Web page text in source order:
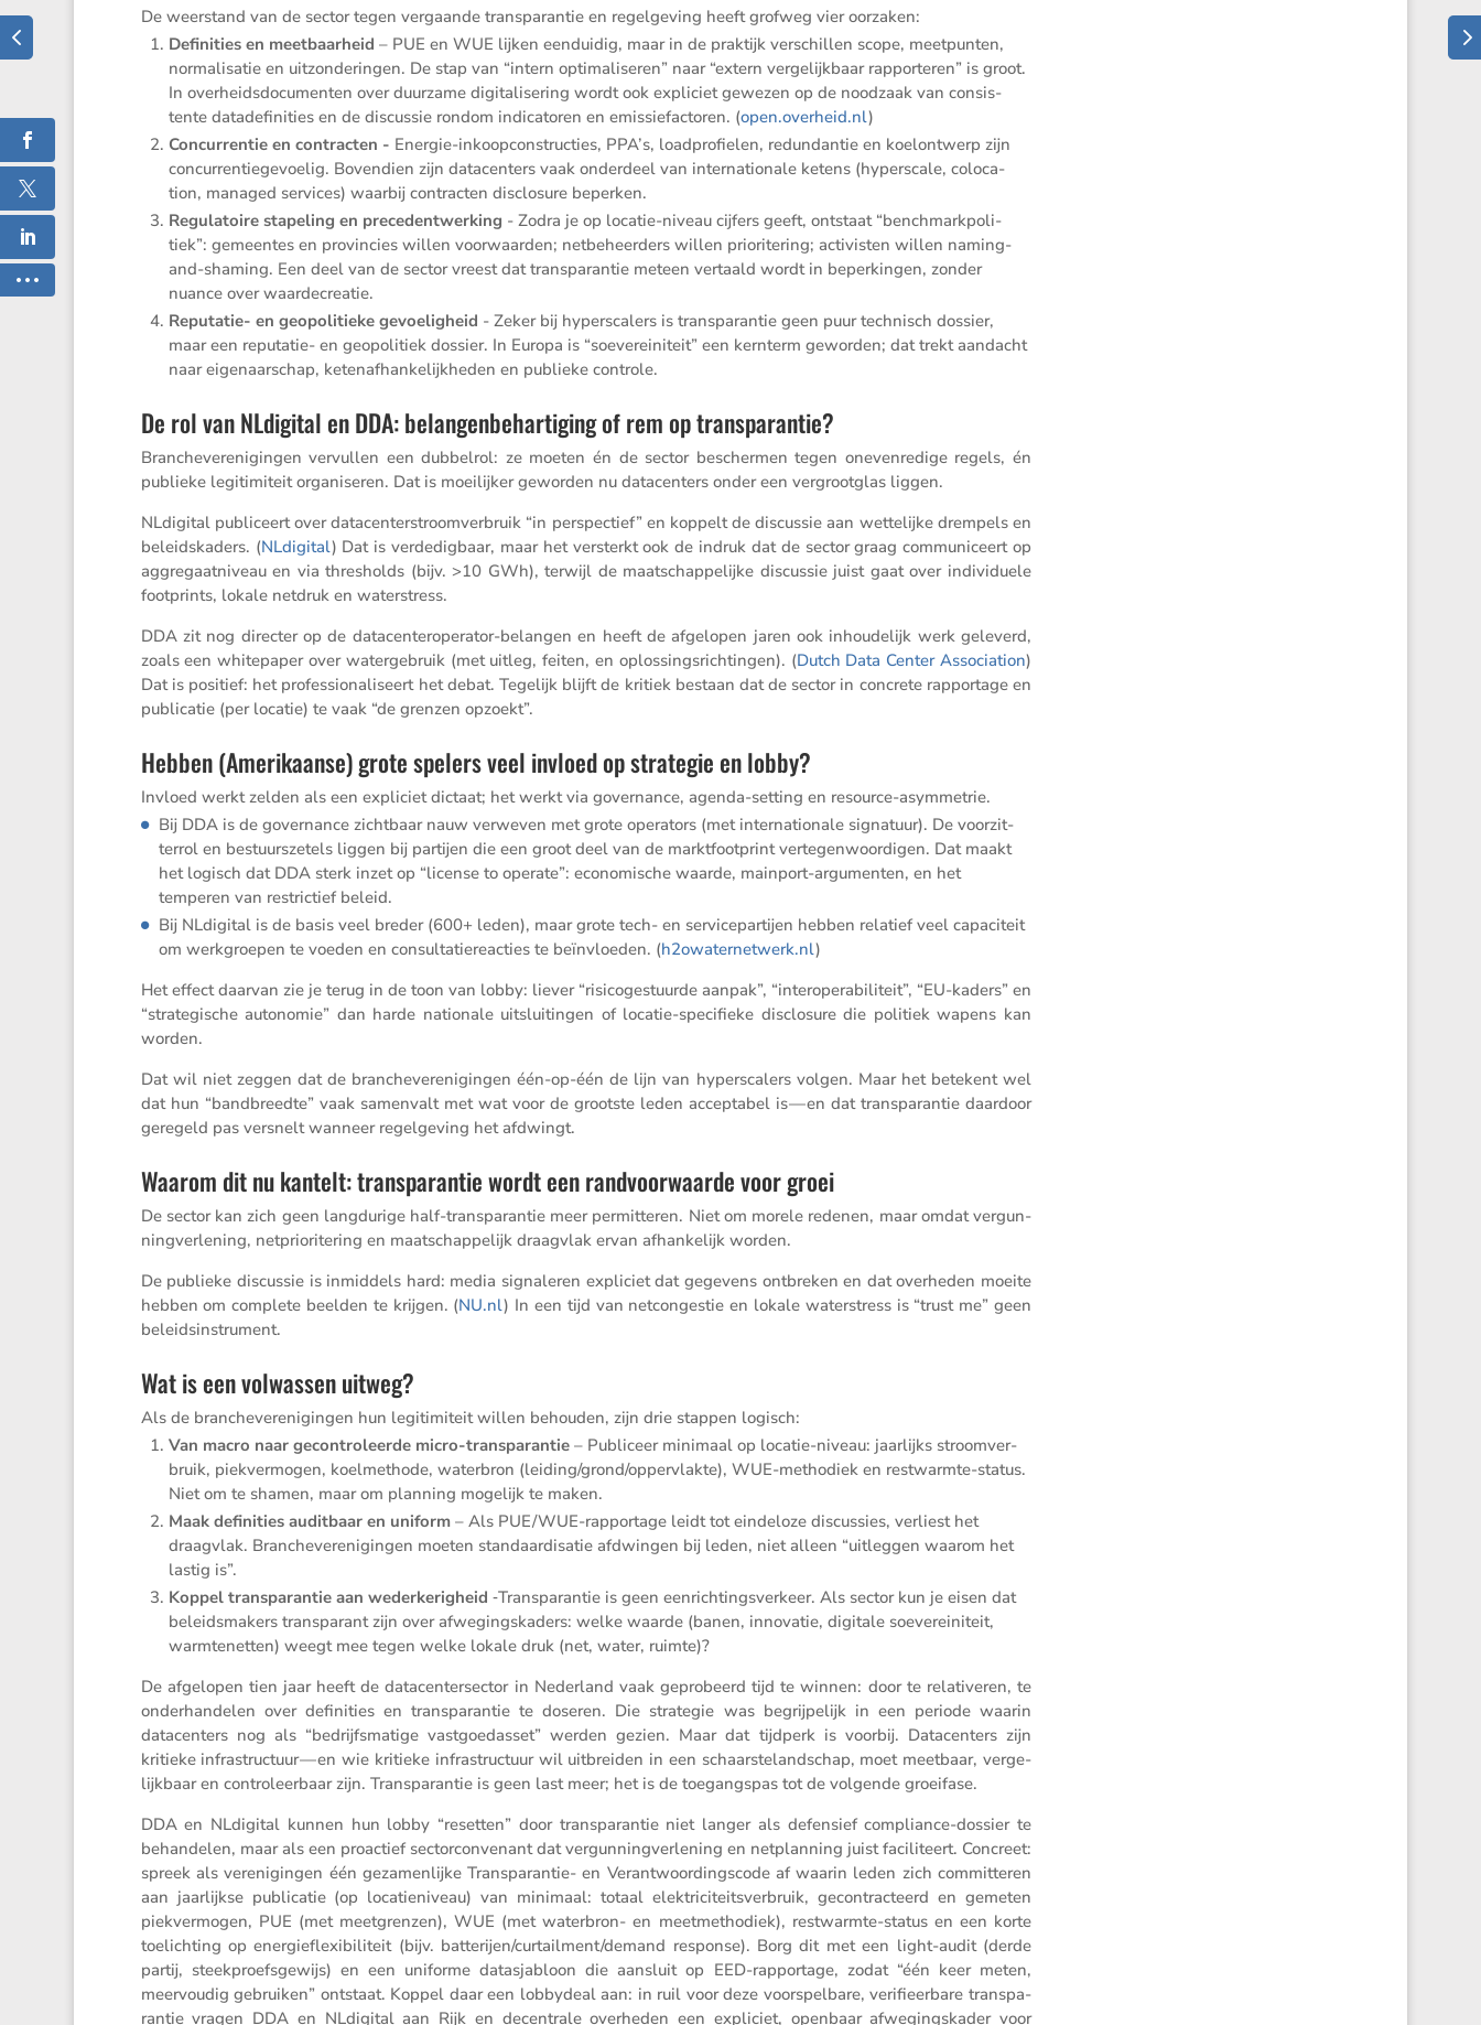
De weerstand van de sector tegen vergaande trans­pa­rantie en regel­ge­ving heeft grofweg vier oorzaken:
Defini­ties en meetbaar­heid – PUE en WUE lijken eenduidig, maar in de praktijk verschillen scope, meetpunten,
norma­li­satie en uitzon­de­ringen. De stap van “intern optima­li­seren” naar “extern verge­lijk­baar rappor­teren” is groot.
In overheids­do­cu­menten over duurzame digita­li­se­ring wordt ook expli­ciet gewezen op de noodzaak van consis­
tente datade­fi­ni­ties en de discussie rondom indica­toren en emissie­fac­toren. (open​.overheid​.nl)
Concur­rentie en contracten - Energie-inkoop­con­struc­ties, PPA’s, loadpro­fielen, redun­dantie en koelont­werp zijn
concur­ren­tie­ge­voelig. Boven­dien zijn datacen­ters vaak onder­deel van inter­na­ti­o­nale ketens (hypers­cale, coloca­
tion, managed services) waarbij contracten disclo­sure beperken.
Regula­toire stape­ling en prece­dent­wer­king - Zodra je op locatie-niveau cijfers geeft, ontstaat “bench­mark­po­li­
tiek”: gemeentes en provin­cies willen voorwaarden; netbe­heer­ders willen priori­te­ring; activisten willen naming-
and-shaming. Een deel van de sector vreest dat trans­pa­rantie meteen vertaald wordt in beper­kingen, zonder
nuance over waardecreatie.
Reputatie- en geopo­li­tieke gevoe­lig­heid - Zeker bij hypers­ca­lers is trans­pa­rantie geen puur technisch dossier,
maar een reputatie- en geopo­li­tiek dossier. In Europa is “soeve­rei­ni­teit” een kernterm geworden; dat trekt aandacht
naar eigenaar­schap, keten­af­han­ke­lijk­heden en publieke controle.
De rol van NLdigital en DDA: belangenbehartiging of rem op transparantie?
Branche­ver­e­ni­gingen vervullen een dubbelrol: ze moeten én de sector beschermen tegen oneven­re­dige regels, én
publieke legiti­mi­teit organi­seren. Dat is moeilijker geworden nu datacen­ters onder een vergroot­glas liggen.
NLdigital publi­ceert over datacen­ter­stroom­ver­bruik “in perspec­tief” en koppelt de discussie aan wette­lijke drempels en
beleids­ka­ders. (NLdigital) Dat is verde­dig­baar, maar het versterkt ook de indruk dat de sector graag commu­ni­ceert op
aggre­gaat­ni­veau en via thres­holds (bijv. >10 GWh), terwijl de maatschap­pe­lijke discussie juist gaat over indivi­duele
footprints, lokale netdruk en waterstress.
DDA zit nog directer op de datacen­ter­o­pe­rator-belangen en heeft de afgelopen jaren ook inhou­de­lijk werk geleverd,
zoals een white­paper over water­ge­bruik (met uitleg, feiten, en oplos­sings­rich­tingen). (Dutch Data Center Associ­a­tion)
Dat is positief: het profes­si­o­na­li­seert het debat. Tegelijk blijft de kritiek bestaan dat de sector in concrete rappor­tage en
publi­catie (per locatie) te vaak “de grenzen opzoekt”.
Hebben (Amerikaanse) grote spelers veel invloed op strategie en lobby?
Invloed werkt zelden als een expli­ciet dictaat; het werkt via gover­nance, agenda-setting en resource-asymmetrie.
Bij DDA is de gover­nance zicht­baar nauw verweven met grote opera­tors (met inter­na­ti­o­nale signa­tuur). De voorzit­
terrol en bestuurs­ze­tels liggen bij partijen die een groot deel van de markt­foot­print verte­gen­woor­digen. Dat maakt
het logisch dat DDA sterk inzet op “license to operate”: econo­mi­sche waarde, mainport-argumenten, en het
temperen van restric­tief beleid.
Bij NLdigital is de basis veel breder (600+ leden), maar grote tech- en service­par­tijen hebben relatief veel capaci­teit
om werkgroepen te voeden en consul­ta­tie­re­ac­ties te beïnvloeden. (h2owa​ter​net​werk​.nl)
Het effect daarvan zie je terug in de toon van lobby: liever “risico­gestuurde aanpak”, “inter­o­pe­ra­bi­li­teit”, “EU-kaders” en
“strate­gi­sche autonomie” dan harde natio­nale uitslui­tingen of locatie-speci­fieke disclo­sure die politiek wapens kan
worden.
Dat wil niet zeggen dat de branche­ver­e­ni­gingen één-op-één de lijn van hypers­ca­lers volgen. Maar het betekent wel
dat hun “bandbreedte” vaak samen­valt met wat voor de grootste leden accep­tabel is — en dat trans­pa­rantie daardoor
geregeld pas versnelt wanneer regel­ge­ving het afdwingt.
Waarom dit nu kantelt: transparantie wordt een randvoorwaarde voor groei
De sector kan zich geen langdu­rige half-trans­pa­rantie meer permit­teren. Niet om morele redenen, maar omdat vergun­
ning­ver­le­ning, netpri­o­ri­te­ring en maatschap­pe­lijk draag­vlak ervan afhan­ke­lijk worden.
De publieke discussie is inmid­dels hard: media signa­leren expli­ciet dat gegevens ontbreken en dat overheden moeite
hebben om complete beelden te krijgen. (NU​.nl) In een tijd van netcon­gestie en lokale water­stress is “trust me” geen
beleidsinstrument.
Wat is een volwassen uitweg?
Als de branche­ver­e­ni­gingen hun legiti­mi­teit willen behouden, zijn drie stappen logisch:
Van macro naar gecon­tro­leerde micro-trans­pa­rantie – Publi­ceer minimaal op locatie-niveau: jaarlijks stroom­ver­
bruik, piekver­mogen, koelme­thode, water­bron (leiding/​grond/​oppervlakte), WUE-metho­diek en restwarmte-status.
Niet om te shamen, maar om planning mogelijk te maken.
Maak defini­ties audit­baar en uniform – Als PUE/WUE-rappor­tage leidt tot einde­loze discus­sies, verliest het
draag­vlak. Branche­ver­e­ni­gingen moeten standaar­di­satie afdwingen bij leden, niet alleen “uitleggen waarom het
lastig is”.
Koppel trans­pa­rantie aan weder­ke­rig­heid ‑Trans­pa­rantie is geen eenrich­tings­ver­keer. Als sector kun je eisen dat
beleids­ma­kers trans­pa­rant zijn over afwegings­ka­ders: welke waarde (banen, innovatie, digitale soeve­rei­ni­teit,
warmte­netten) weegt mee tegen welke lokale druk (net, water, ruimte)?
De afgelopen tien jaar heeft de datacen­ter­sector in Neder­land vaak gepro­beerd tijd te winnen: door te relati­veren, te
onder­han­delen over defini­ties en trans­pa­rantie te doseren. Die strategie was begrij­pe­lijk in een periode waarin
datacen­ters nog als “bedrijfs­ma­tige vastgoedasset” werden gezien. Maar dat tijdperk is voorbij. Datacen­ters zijn
kritieke infra­struc­tuur — en wie kritieke infra­struc­tuur wil uitbreiden in een schaar­s­te­land­schap, moet meetbaar, verge­
lijk­baar en contro­leer­baar zijn. Trans­pa­rantie is geen last meer; het is de toegangspas tot de volgende groeifase.
DDA en NLdigital kunnen hun lobby “resetten” door trans­pa­rantie niet langer als defen­sief compli­ance-dossier te
behan­delen, maar als een proac­tief sector­con­ve­nant dat vergun­ning­ver­le­ning en netplan­ning juist facili­teert. Concreet:
spreek als vereni­gingen één gezamen­lijke Trans­pa­rantie- en Verant­woor­dings­code af waarin leden zich commit­teren
aan jaarlijkse publi­catie (op locatie­ni­veau) van minimaal: totaal elektri­ci­teits­ver­bruik, gecon­trac­teerd en gemeten
piekver­mogen, PUE (met meetgrenzen), WUE (met water­bron- en meetme­tho­diek), restwarmte-status en een korte
toelich­ting op energie­flexi­bi­li­teit (bijv. batterijen/​curtailment/​demand response). Borg dit met een light-audit (derde
partij, steek­proefs­ge­wijs) en een uniforme datas­ja­bloon die aansluit op EED-rappor­tage, zodat “één keer meten,
meervoudig gebruiken” ontstaat. Koppel daar een lobby­deal aan: in ruil voor deze voorspel­bare, verifi­eer­bare trans­pa­
rantie vragen DDA en NLdigital aan Rijk en decen­trale overheden een expli­ciet, openbaar afwegings­kader voor